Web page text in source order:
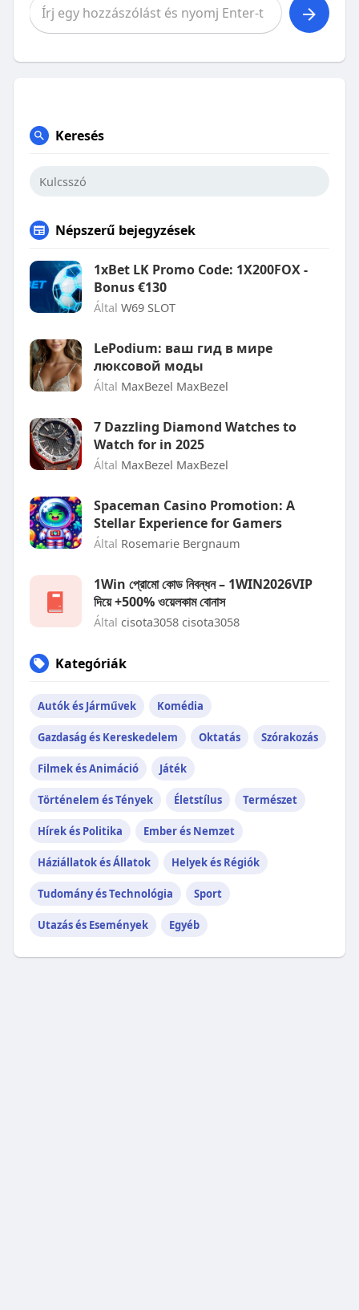
Keresés
Népszerű bejegyzések
1xBet LK Promo Code: 1X200FOX -
Bonus €130
Által W69 SLOT
LePodium: ваш гид в мире
люксовой моды
Által MaxBezel MaxBezel
7 Dazzling Diamond Watches to
Watch for in 2025
Által MaxBezel MaxBezel
Spaceman Casino Promotion: A
Stellar Experience for Gamers
Által Rosemarie Bergnaum
1Win প্রোমো কোড নিবন্ধন – 1WIN2026VIP
দিয়ে +500% ওয়েলকাম বোনাস
Által cisota3058 cisota3058
Kategóriák
Autók és Járművek Komédia
Gazdaság és Kereskedelem Oktatás Szórakozás
Filmek és Animáció Játék
Történelem és Tények Életstílus Természet
Hírek és Politika Ember és Nemzet
Háziállatok és Állatok Helyek és Régiók
Tudomány és Technológia Sport
Utazás és Események Egyéb